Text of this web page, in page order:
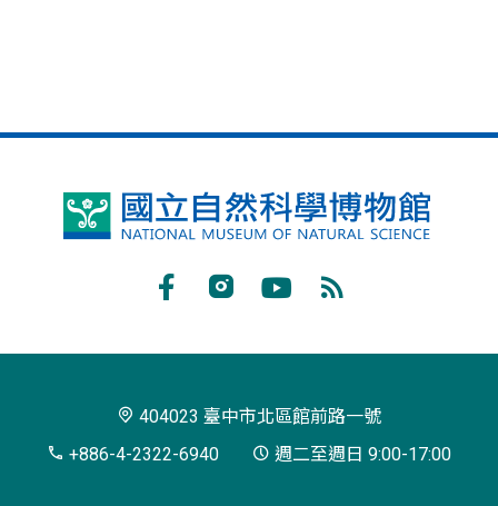
國
博
閱
404023 臺中市北區館前路一號
+886-4-2322-6940
週二至週日 9:00-17:00